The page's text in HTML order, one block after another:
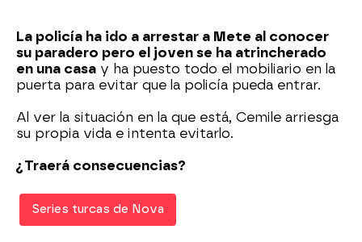
La policía ha ido a arrestar a Mete al conocer
su paradero pero el joven se ha atrincherado
en una casa y ha puesto todo el mobiliario en la
puerta para evitar que la policía pueda entrar.
Al ver la situación en la que está, Cemile arriesga
su propia vida e intenta evitarlo.
¿Traerá consecuencias?
Series turcas de Nova